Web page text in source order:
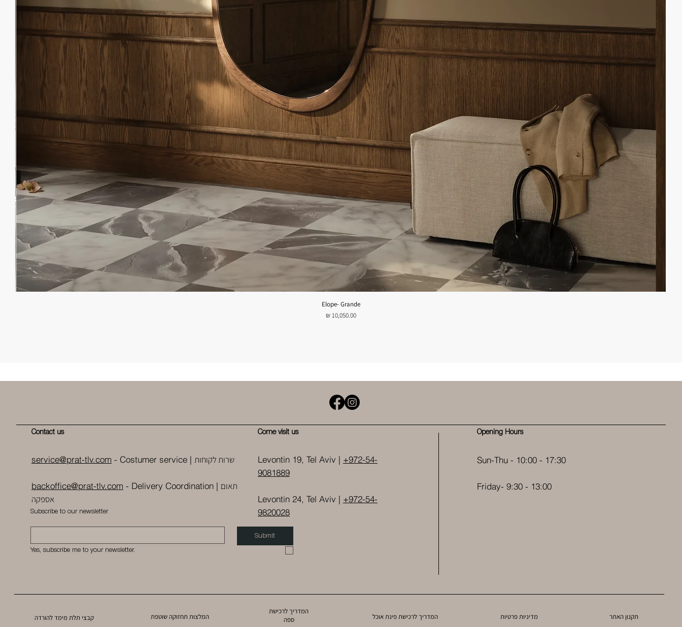
תצוגה מהירה
Elope- Grande
מחיר‏10,050.00 ‏₪
Opening Hours
Sun-Thu - 10:00 - 17:30
Friday- 9:30 - 13:00
Come visit us
Levontin 19, Tel Aviv | +972-54-
9081889
Levontin 24, Tel Aviv | +972-54-
9820028
Contact us
service@prat-tlv.com - Costumer service | שרות לקוחות
backoffice@prat-tlv.com - Delivery Coordination| תאום
אספקה
Subscribe to our newsletter
Submit
Yes, subscribe me to your newsletter.
קבצי תלת מימד להורדה המלצות תחזוקה שוטפת
המדריך לרכישת
ספה
המדריך לרכישת פינת אוכל מדיניות פרטיות תקנון האתר